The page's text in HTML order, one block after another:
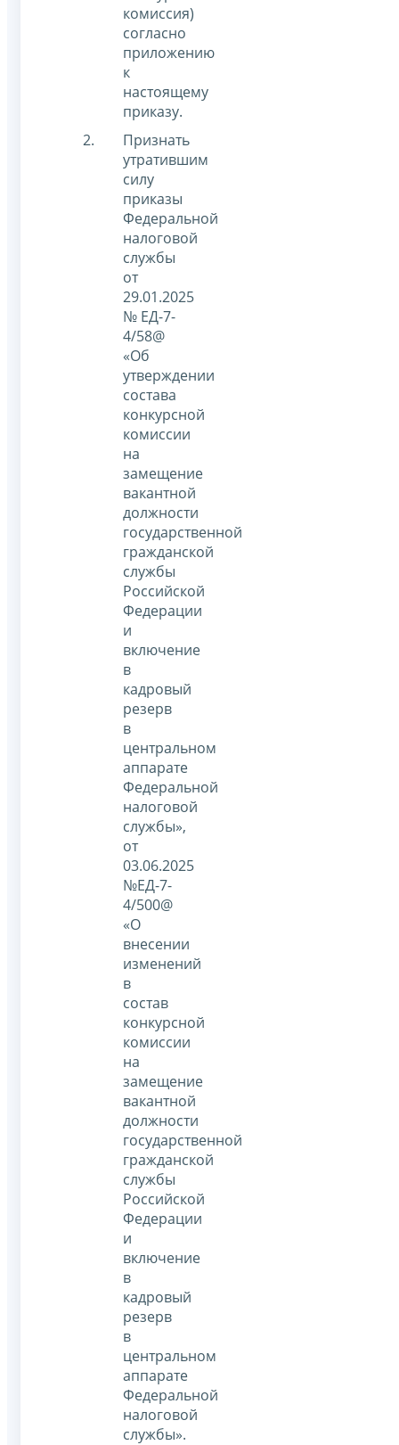
комиссия)
согласно
приложению
к
настоящему
приказу.
Признать
утратившим
силу
приказы
Федеральной
налоговой
службы
от
29.01.2025
№ ЕД-7-
4/58@
«Об
утверждении
состава
конкурсной
комиссии
на
замещение
вакантной
должности
государственной
гражданской
службы
Российской
Федерации
и
включение
в
кадровый
резерв
в
центральном
аппарате
Федеральной
налоговой
службы»,
от
03.06.2025
№ЕД-7-
4/500@
«О
внесении
изменений
в
состав
конкурсной
комиссии
на
замещение
вакантной
должности
государственной
гражданской
службы
Российской
Федерации
и
включение
в
кадровый
резерв
в
центральном
аппарате
Федеральной
налоговой
службы».